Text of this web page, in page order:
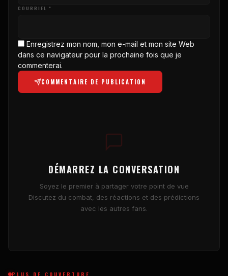
COURRIEL *
Enregistrez mon nom, mon e-mail et mon site Web
dans ce navigateur pour la prochaine fois que je
commenterai.
COMMENTAIRE DE PUBLICATION
DÉMARREZ LA CONVERSATION
Soyez le premier à partager votre point de vue
Discutez du combat, des réactions et des prédictions
avec les autres fans.
PLUS DE COUVERTURE